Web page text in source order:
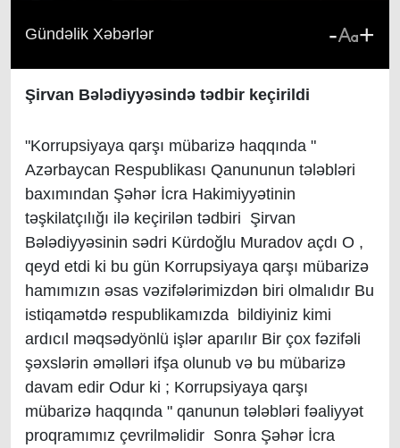
Gündəlik Xəbərlər - +
Şirvan Bələdiyyəsində tədbir keçirildi
"Korrupsiyaya qarşı mübarizə haqqında "
Azərbaycan Respublikası Qanununun tələbləri
baxımından Şəhər İcra Hakimiyyətinin
təşkilatçılığı ilə keçirilən tədbiri Şirvan
Bələdiyyəsinin sədri Kürdoğlu Muradov açdı O ,
qeyd etdi ki bu gün Korrupsiyaya qarşı mübarizə
hamımızın əsas vəzifələrimizdən biri olmalıdır Bu
istiqamətdə respublikamızda bildiyiniz kimi
ardıcıl məqsədyönlü işlər aparılır Bir çox fəzifəli
şəxslərin əməlləri ifşa olunub və bu mübarizə
davam edir Odur ki ; Korrupsiyaya qarşı
mübarizə haqqında " qanunun tələbləri fəaliyyət
proqramımız çevrilməlidir Sonra Şəhər İcra